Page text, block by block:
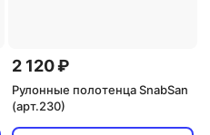
2 120 ₽
Рулонные полотенца SnabSan
(арт.230)